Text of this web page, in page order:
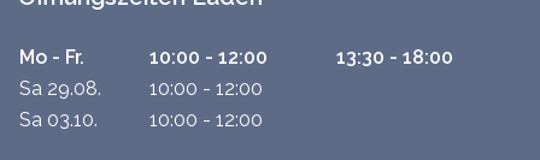
Mo - Fr. 10:00 - 12:00
13:30 - 18:00
Sa 29.08.
10:00 - 12:00
Sa 03.10.
10:00 - 12:00